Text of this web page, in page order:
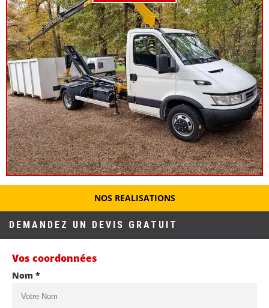
NOS REALISATIONS
DEMANDEZ UN DEVIS GRATUIT
Vos coordonnées
Nom *